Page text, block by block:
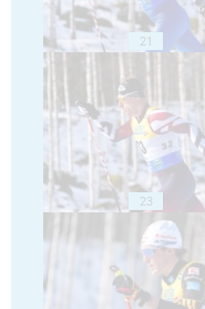
21
23